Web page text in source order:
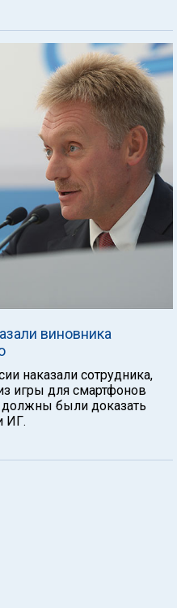
виновника
наказали сотрудника,
игры для смартфонов
были доказать
ИГ.